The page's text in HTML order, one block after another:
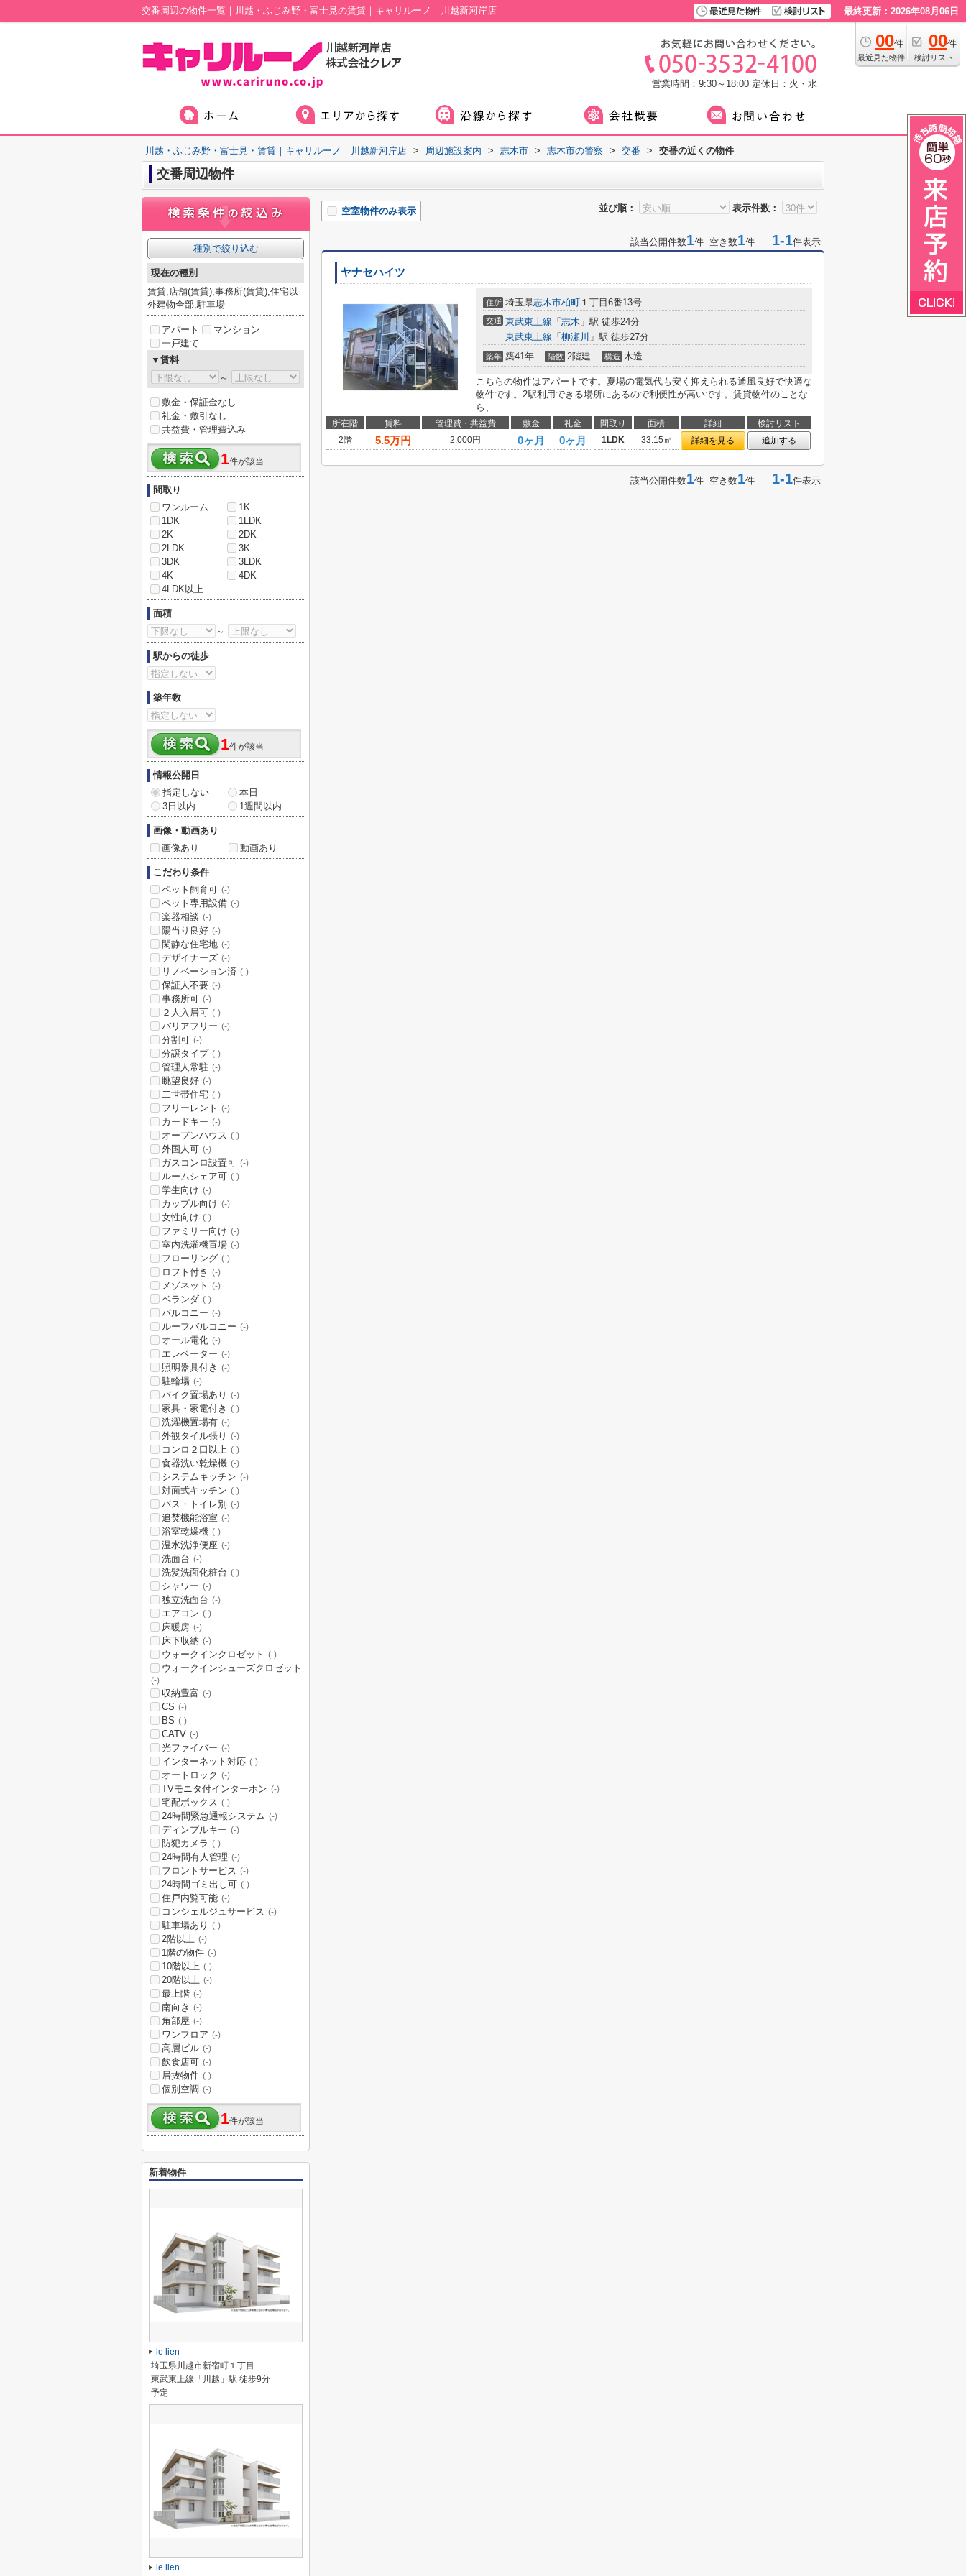
交番周辺の物件一覧｜川越・ふじみ野・富士見の賃貸｜キャリルーノ 川越新河岸店 最終更新：2026年08月06日
00件
最近見た物件
00件
検討リスト
営業時間：9:30～18:00 定休日：火・水
川越・ふじみ野・富士見・賃貸｜キャリルーノ 川越新河岸店 > 周辺施設案内 > 志木市 > 志木市の警察 > 交番 > 交番の近くの物件
交番周辺物件
並び順： 表示件数：
空室物件のみ表示
該当公開件数1件 空き数1件 1-1件表示
ヤナセハイツ
住所 埼玉県志木市柏町 １丁目6番13号
交通 東武東上線 「 志木 」駅 徒歩24分
東武東上線 「 柳瀬川 」駅 徒歩27分
築年 築41年 階数 2階建 構造 木造
こちらの物件はアパートです。夏場の電気代も安く抑えられる通風良好で快適な
物件です。2駅利用できる場所にあるので利便性が高いです。賃貸物件のことな
ら、...
所在階 賃料 管理費・共益費 敷金 礼金 間取り 面積 詳細
検討リスト
2階
5.5万円 2,000円 0ヶ月 0ヶ月 1LDK 33.15㎡ 詳細を見る 追加する
該当公開件数1件 空き数1件 1-1件表示
種別で絞り込む
現在の種別
賃貸,店舗(賃貸),事務所(賃貸),住宅以
外建物全部,駐車場
アパート
マンション
一戸建て
▼賃料
～
敷金・保証金なし
礼金・敷引なし
共益費・管理費込み
1件が該当
間取り
ワンルーム
1K
1DK
1LDK
2K
2DK
2LDK
3K
3DK
3LDK
4K
4DK
4LDK以上
面積
～
駅からの徒歩
築年数
1件が該当
情報公開日
指定しない
本日
3日以内
1週間以内
画像・動画あり
画像あり
動画あり
こだわり条件
ペット飼育可 (-)
ペット専用設備 (-)
楽器相談 (-)
陽当り良好 (-)
閑静な住宅地 (-)
デザイナーズ (-)
リノベーション済 (-)
保証人不要 (-)
事務所可 (-)
２人入居可 (-)
バリアフリー (-)
分割可 (-)
分譲タイプ (-)
管理人常駐 (-)
眺望良好 (-)
二世帯住宅 (-)
フリーレント (-)
カードキー (-)
オープンハウス (-)
外国人可 (-)
ガスコンロ設置可 (-)
ルームシェア可 (-)
学生向け (-)
カップル向け (-)
女性向け (-)
ファミリー向け (-)
室内洗濯機置場 (-)
フローリング (-)
ロフト付き (-)
メゾネット (-)
ベランダ (-)
バルコニー (-)
ルーフバルコニー (-)
オール電化 (-)
エレベーター (-)
照明器具付き (-)
駐輪場 (-)
バイク置場あり (-)
家具・家電付き (-)
洗濯機置場有 (-)
外観タイル張り (-)
コンロ２口以上 (-)
食器洗い乾燥機 (-)
システムキッチン (-)
対面式キッチン (-)
バス・トイレ別 (-)
追焚機能浴室 (-)
浴室乾燥機 (-)
温水洗浄便座 (-)
洗面台 (-)
洗髪洗面化粧台 (-)
シャワー (-)
独立洗面台 (-)
エアコン (-)
床暖房 (-)
床下収納 (-)
ウォークインクロゼット (-)
ウォークインシューズクロゼット
(-)
収納豊富 (-)
CS (-)
BS (-)
CATV (-)
光ファイバー (-)
インターネット対応 (-)
オートロック (-)
TVモニタ付インターホン (-)
宅配ボックス (-)
24時間緊急通報システム (-)
ディンプルキー (-)
防犯カメラ (-)
24時間有人管理 (-)
フロントサービス (-)
24時間ゴミ出し可 (-)
住戸内覧可能 (-)
コンシェルジュサービス (-)
駐車場あり (-)
2階以上 (-)
1階の物件 (-)
10階以上 (-)
20階以上 (-)
最上階 (-)
南向き (-)
角部屋 (-)
ワンフロア (-)
高層ビル (-)
飲食店可 (-)
居抜物件 (-)
個別空調 (-)
1件が該当
新着物件
le lien
埼玉県川越市新宿町１丁目
東武東上線「川越」駅 徒歩9分
予定
le lien